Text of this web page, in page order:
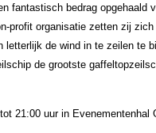
fantastisch bedrag opgehaald
profit organisatie zetten zij
letterlijk de wind in te zeilen te
de grootste
21:00 uur in Evenementenhal